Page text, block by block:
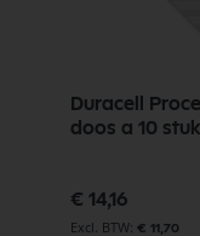
Duracell
doos a 10
€ 14,16
€ 11,70